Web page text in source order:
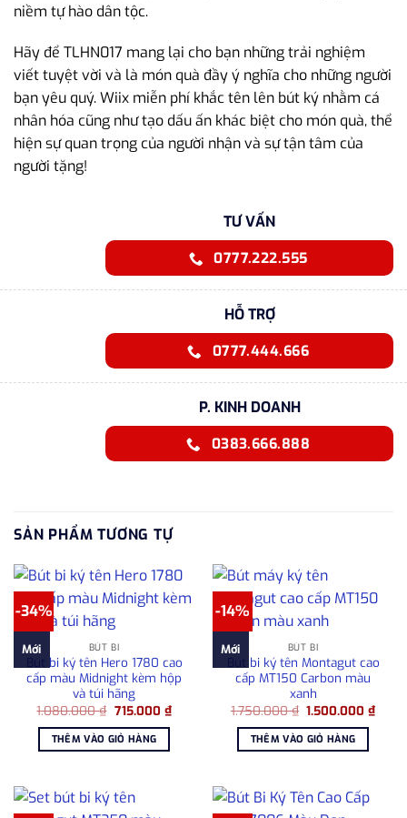
niềm tự hào dân tộc.
Hãy để TLHN017 mang lại cho bạn những trải nghiệm
viết tuyệt vời và là món quà đầy ý nghĩa cho những người
bạn yêu quý. Wiix miễn phí khắc tên lên bút ký nhằm cá
nhân hóa cũng như tạo dấu ấn khác biệt cho món quà, thể
hiện sự quan trọng của người nhận và sự tận tâm của
người tặng!
TƯ VẤN
0777.222.555
HỖ TRỢ
0777.444.666
P. KINH DOANH
0383.666.888
SẢN PHẨM TƯƠNG TỰ
-34%
Mới BÚT BI
Bút bi ký tên Hero 1780 cao
cấp màu Midnight kèm hộp
và túi hãng
1.080.000₫ Giá
là:
1.080.000 ₫.
715.000 ₫Giá
hiện
THÊM VÀO GIỎ HÀNG
-14%
Mới BÚT BI
Bút bi ký tên Montagut cao
cấp MT150 Carbon màu
xanh
1.750.000₫ Giá
là:
1.750.000 ₫.
1.500.000₫Giá
hiện
THÊM VÀO GIỎ HÀNG